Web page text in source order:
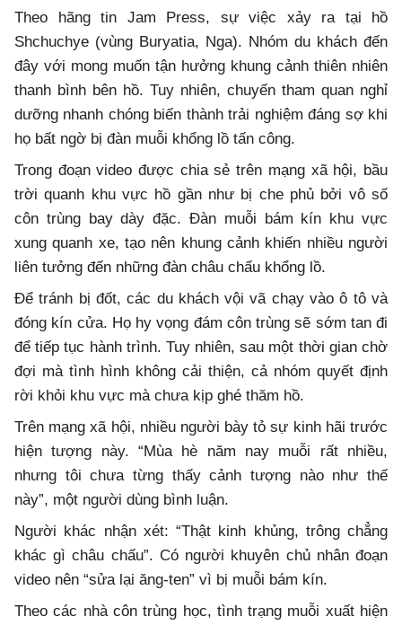
Theo hãng tin Jam Press, sự việc xảy ra tại hồ
Shchuchye (vùng Buryatia, Nga). Nhóm du khách đến
đây với mong muốn tận hưởng khung cảnh thiên nhiên
thanh bình bên hồ. Tuy nhiên, chuyến tham quan nghỉ
dưỡng nhanh chóng biến thành trải nghiệm đáng sợ khi
họ bất ngờ bị đàn muỗi khổng lồ tấn công.
Trong đoạn video được chia sẻ trên mạng xã hội, bầu
trời quanh khu vực hồ gần như bị che phủ bởi vô số
côn trùng bay dày đặc. Đàn muỗi bám kín khu vực
xung quanh xe, tạo nên khung cảnh khiến nhiều người
liên tưởng đến những đàn châu chấu khổng lồ.
Để tránh bị đốt, các du khách vội vã chạy vào ô tô và
đóng kín cửa. Họ hy vọng đám côn trùng sẽ sớm tan đi
để tiếp tục hành trình. Tuy nhiên, sau một thời gian chờ
đợi mà tình hình không cải thiện, cả nhóm quyết định
rời khỏi khu vực mà chưa kịp ghé thăm hồ.
Trên mạng xã hội, nhiều người bày tỏ sự kinh hãi trước
hiện tượng này. “Mùa hè năm nay muỗi rất nhiều,
nhưng tôi chưa từng thấy cảnh tượng nào như thế
này”, một người dùng bình luận.
Người khác nhận xét: “Thật kinh khủng, trông chẳng
khác gì châu chấu”. Có người khuyên chủ nhân đoạn
video nên “sửa lại ăng-ten” vì bị muỗi bám kín.
Theo các nhà côn trùng học, tình trạng muỗi xuất hiện